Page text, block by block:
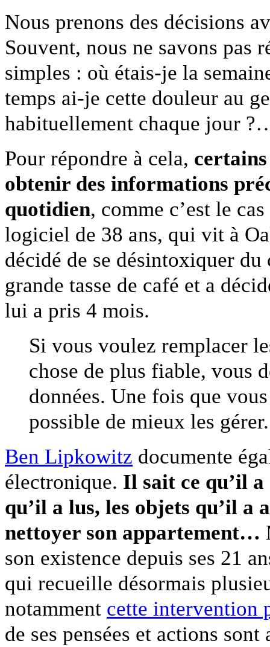
Nous prenons des décisions
Souvent, nous ne savons pas
simples : où étais-je la
temps ai-je cette douleur au
habituellement chaque jour
Pour répondre à cela,
obtenir des informations
quotidien, comme c’est le
logiciel de 38 ans, qui vit à
décidé de se désintoxiquer
grande tasse de café et a
lui a pris 4 mois.
Si vous voulez remplacer
chose de plus fiable, vous
données. Une fois que
possible de mieux les gérer.
Ben Lipkowitz documente
électronique. Il sait ce qu’il a
qu’il a lus, les objets qu’il a
nettoyer son appartement…
son existence depuis ses 21
qui recueille désormais
notamment cette intervention
de ses pensées et actions